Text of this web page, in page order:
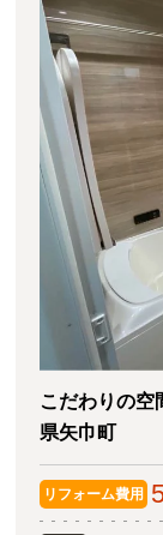
こだわりの空
県矢巾町
リフォーム費用